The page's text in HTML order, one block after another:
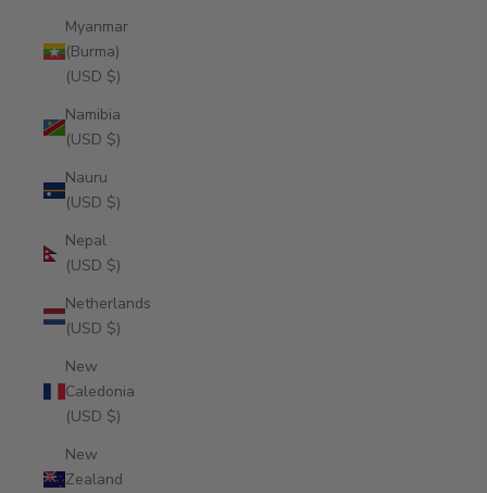
Myanmar
(Burma)
(USD $)
Namibia
(USD $)
Nauru
(USD $)
Nepal
(USD $)
Netherlands
(USD $)
New
Caledonia
(USD $)
New
Zealand